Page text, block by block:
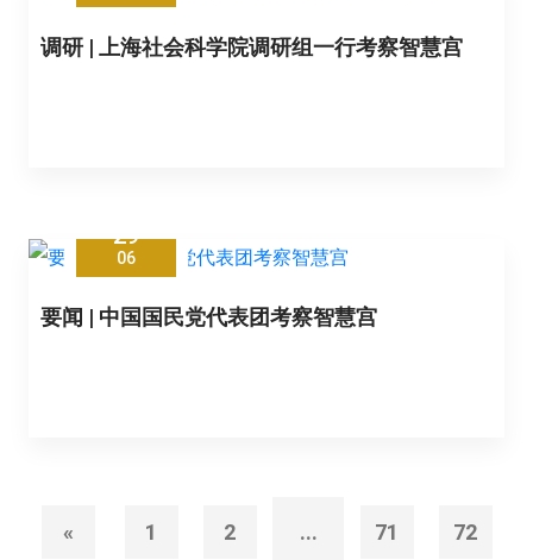
调研 | 上海社会科学院调研组一行考察智慧宫
29
06
要闻 | 中国国民党代表团考察智慧宫
« 1 2 ... 71 72